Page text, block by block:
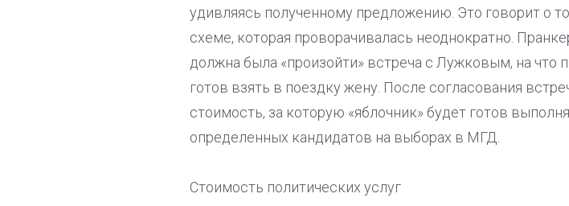
удивляясь полученному предложению. Это говорит о
схеме, которая проворачивалась неоднократно.
должна была «произойти» встреча с Лужковым, на что
готов взять в поездку жену. После согласования
стоимость, за которую «яблочник» будет готов
определенных кандидатов на выборах в МГД.
Стоимость политических услуг